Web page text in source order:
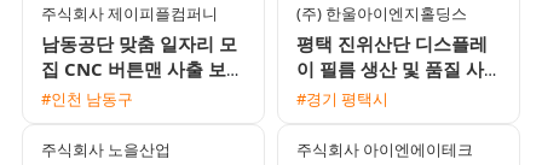
주식회사 제이피플컴퍼니
남동공단 맞춤 일자리 모
집 CNC 버튼맨 사출 보조
현미경 검사 기초화장품
익일지급
#인천 남동구
(주) 한울아이엔지홀딩스
평택 진위산단 디스플레
이 필름 생산 및 품질 사
원 모집 초보 가능 및 다
#경기 평택시
주식회사 노을산업 주식회사 아이엔에이테크